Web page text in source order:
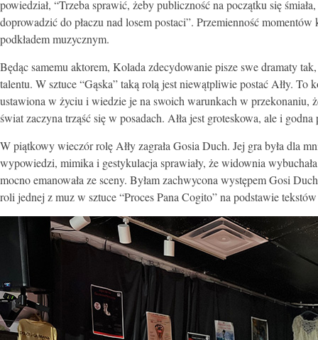
powiedział, “Trzeba sprawić, żeby publiczność na początku się
doprowadzić do płaczu nad losem postaci”. Przemienność
podkładem muzycznym.
Będąc samemu aktorem, Kolada zdecydowanie pisze swe dramaty
talentu. W sztuce “Gąska” taką rolą jest niewątpliwie postać Ałły.
ustawiona w życiu i wiedzie je na swoich warunkach w przekonaniu,
świat zaczyna trząść się w posadach. Ałła jest groteskowa, ale i godna
W piątkowy wieczór rolę Ałły zagrała Gosia Duch. Jej gra była dla
wypowiedzi, mimika i gestykulacja sprawiały, że widownia
mocno emanowała ze sceny. Byłam zachwycona występem Gosi
roli jednej z muz w sztuce “Proces Pana Cogito” na podstawie